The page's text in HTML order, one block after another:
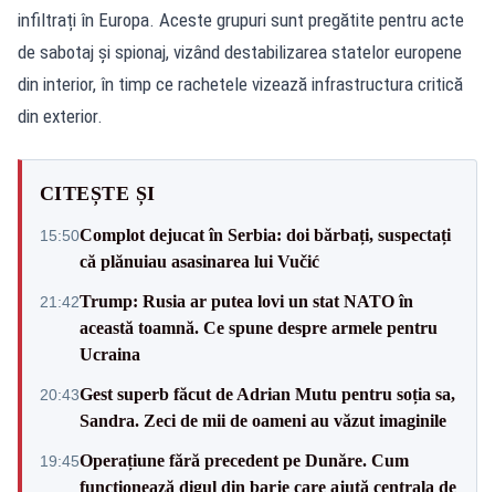
infiltrați în Europa. Aceste grupuri sunt pregătite pentru acte
de sabotaj și spionaj, vizând destabilizarea statelor europene
din interior, în timp ce rachetele vizează infrastructura critică
din exterior.
CITEȘTE ȘI
15:50Complot dejucat în Serbia: doi bărbați, suspectați
că plănuiau asasinarea lui Vučić
21:42Trump: Rusia ar putea lovi un stat NATO în
această toamnă. Ce spune despre armele pentru
Ucraina
20:43Gest superb făcut de Adrian Mutu pentru soția sa,
Sandra. Zeci de mii de oameni au văzut imaginile
19:45Operațiune fără precedent pe Dunăre. Cum
funcționează digul din barje care ajută centrala de